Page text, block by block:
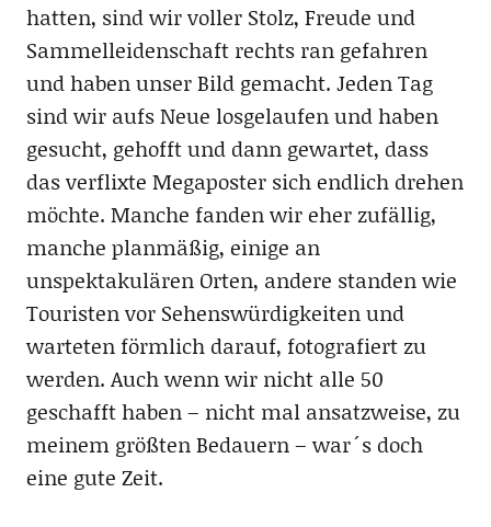
hatten, sind wir voller Stolz, Freude und
Sammelleidenschaft rechts ran gefahren
und haben unser Bild gemacht. Jeden Tag
sind wir aufs Neue losgelaufen und haben
gesucht, gehofft und dann gewartet, dass
das verflixte Megaposter sich endlich drehen
möchte. Manche fanden wir eher zufällig,
manche planmäßig, einige an
unspektakulären Orten, andere standen wie
Touristen vor Sehenswürdigkeiten und
warteten förmlich darauf, fotografiert zu
werden. Auch wenn wir nicht alle 50
geschafft haben – nicht mal ansatzweise, zu
meinem größten Bedauern – war´s doch
eine gute Zeit.